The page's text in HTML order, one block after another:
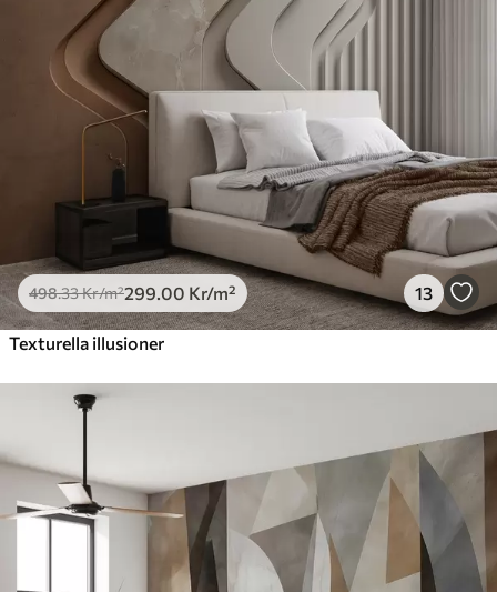
Premiumvinyl
725.00435.00Kr/m²
Peel and Stick
540 .00 Kr /m²
498.33Kr/m²299 .00 Kr/m² 13
Texturella illusioner